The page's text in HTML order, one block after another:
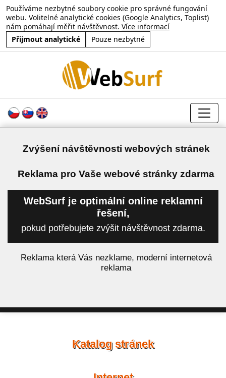
Používáme nezbytné soubory cookie pro správné fungování
webu. Volitelné analytické cookies (Google Analytics, Toplist)
nám pomáhají měřit návštěvnost. Více informací
Přijmout analytické
Pouze nezbytné
Zvýšení návštěvnosti webových stránek
Reklama pro Vaše webové stránky zdarma
WebSurf je optimální online reklamní
řešení,
pokud potřebujete zvýšit návštěvnost zdarma.
Reklama která Vás nezklame, moderní internetová
reklama
Katalog stránek